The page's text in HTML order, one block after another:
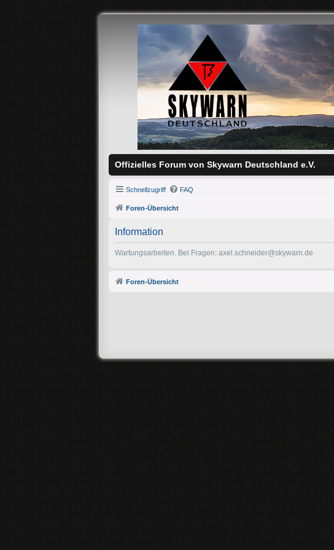
Offizielles Forum von Skywarn Deutschland e.V.
Schnellzugriff FAQ
Foren-Übersicht
Information
Wartungsarbeiten. Bei Fragen: axel.schneider@skywarn.de
Foren-Übersicht